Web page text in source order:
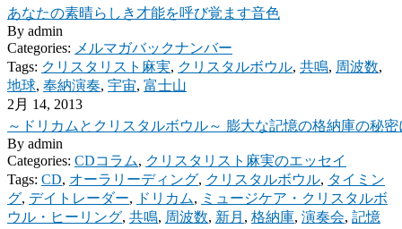
あなたの素晴らしき才能を呼び覚ます音色
By admin
Categories: メルマガバックナンバー
Tags: クリスタリスト麻実, クリスタルボウル, 共鳴, 周波数,
地球, 奉納演奏, 宇宙, 富士山
2月 14, 2013
～ドリカムとクリスタルボウル～ 膨大な記憶の格納庫の秘
By admin
Categories: CDコラム, クリスタリスト麻実のエッセイ
Tags: CD, オーラリーディング, クリスタルボウル, タイミン
グ, デイトレーダー, ドリカム, ミュージケア・クリスタルボ
ウル・ヒーリング, 共鳴, 周波数, 新月 , 格納庫, 演奏会, 記憶